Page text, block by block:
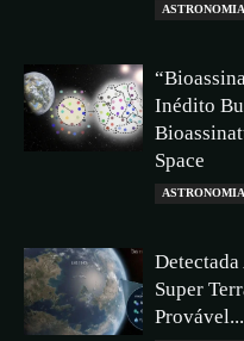
Inédito
Space
Detectada
Super
Provável...